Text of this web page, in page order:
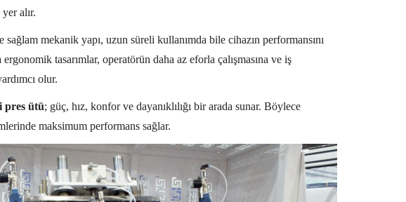
alır.
mekanik yapı, uzun süreli kullanımda bile cihazın performansını
ergonomik tasarımlar, operatörün daha az eforla çalışmasına ve iş
olur.
pres ütü; güç, hız, konfor ve dayanıklılığı bir arada sunar. Böylece
maksimum performans sağlar.